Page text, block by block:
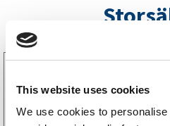
This website uses cookies
We use cookies to
LGF Skylt Självhäftande